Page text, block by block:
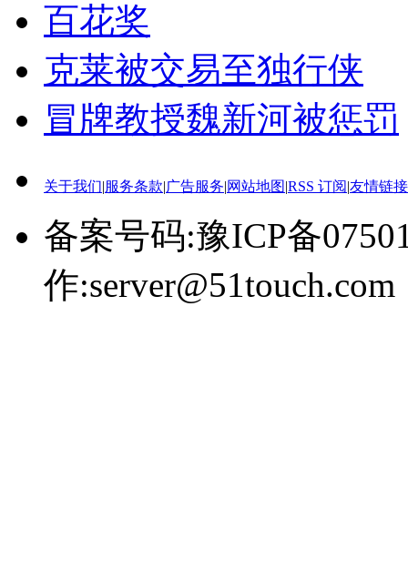
百花奖
克莱被交易至独行侠
冒牌教授魏新河被惩罚
关于我们|服务条款|广告服务|网站地图|RSS 订阅|友情链接
备案号码:豫ICP备
作:server@51touch.com